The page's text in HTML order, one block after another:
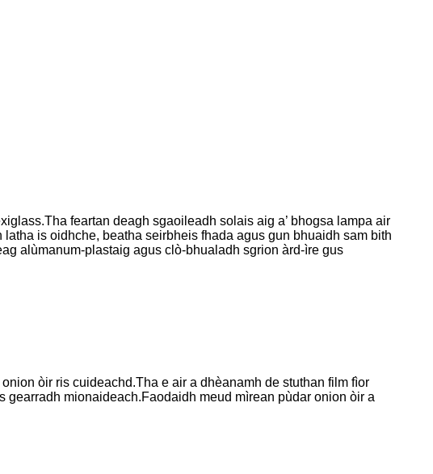
feartan deagh sgaoileadh solais aig a’ bhogsa lampa air
is oidhche, beatha seirbheis fhada agus gun bhuaidh sam bith
alùmanum-plastaig agus clò-bhualadh sgrion àrd-ìre gus
òir ris cuideachd.Tha e air a dhèanamh de stuthan film fìor
mionaideach.Faodaidh meud mìrean pùdar onion òir a